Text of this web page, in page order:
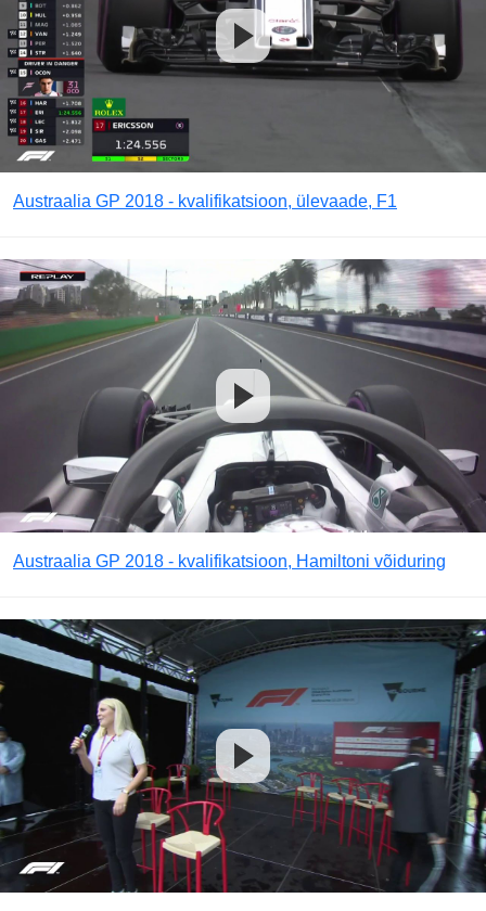
Austraalia GP 2018 - kvalifikatsioon, ülevaade, F1
Austraalia GP 2018 - kvalifikatsioon, Hamiltoni võiduring